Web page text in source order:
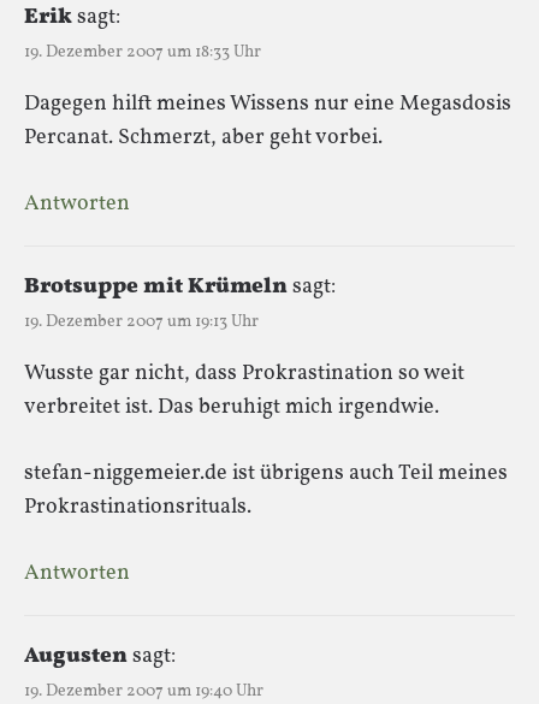
Eriksagt:
19. Dezember 2007 um 18:33 Uhr
Dagegen hilft meines Wissens nur eine Megasdosis
Percanat. Schmerzt, aber geht vorbei.
Antworten
Brotsuppe mit Krümelnsagt:
19. Dezember 2007 um 19:13 Uhr
Wusste gar nicht, dass Prokrastination so weit
verbreitet ist. Das beruhigt mich irgendwie.
stefan-niggemeier.de ist übrigens auch Teil meines
Prokrastinationsrituals.
Antworten
Augustensagt:
19. Dezember 2007 um 19:40 Uhr